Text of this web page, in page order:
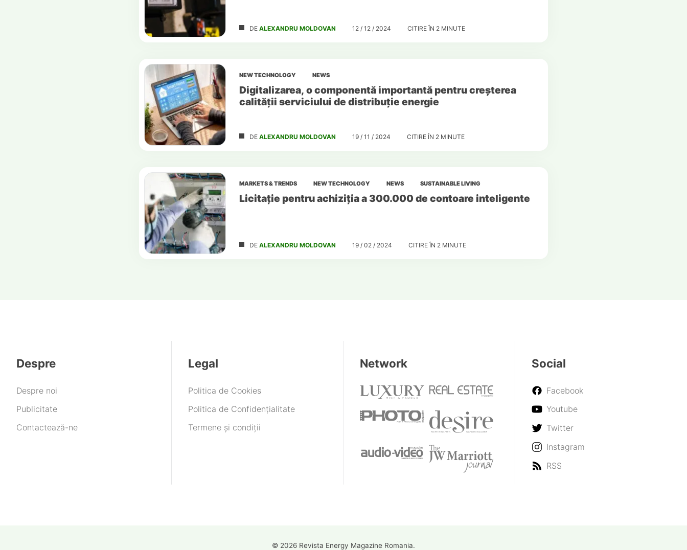
DE ALEXANDRU MOLDOVAN 12 / 12 / 2024 CITIRE ÎN 2 MINUTE
NEW TECHNOLOGY NEWS
Digitalizarea, o componentă importantă pentru creșterea
calității serviciului de distribuție energie
DE ALEXANDRU MOLDOVAN 19 / 11 / 2024 CITIRE ÎN 2 MINUTE
MARKETS & TRENDS NEW TECHNOLOGY NEWS SUSTAINABLE LIVING
Licitație pentru achiziția a 300.000 de contoare inteligente
DE ALEXANDRU MOLDOVAN 19 / 02 / 2024 CITIRE ÎN 2 MINUTE
Despre
Despre noi
Publicitate
Contactează-ne
Legal
Politica de Cookies
Politica de Confidențialitate
Termene și condiții
Network Social
Facebook
Youtube
Twitter
Instagram
RSS
© 2026 Revista Energy Magazine Romania.